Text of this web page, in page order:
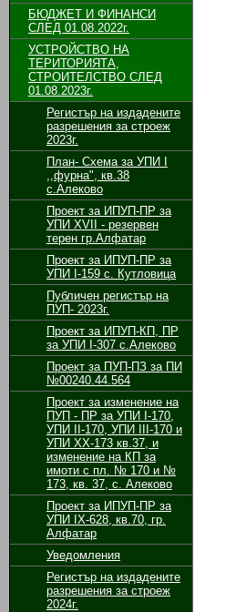
БЮДЖЕТ И ФИНАНСИ
СЛЕД 01.08.2022г.
УСТРОЙСТВО НА
ТЕРИТОРИЯТА,
СТРОИТЕЛСТВО СЛЕД
01.08.2023г.
Регистър на издадените
разрешения за строеж
2023г.
План- Схема за УПИ I
,,фурна", кв.38
с.Алеково
Проект за ИПУП-ПР за
УПИ XVII - резервен
терен гр.Алфатар
Проект за ИПУП-ПР за
УПИ I-159 с. Кутловица
Публичен регистър на
ПУП- 2023г.
Проект за ИПУП-КП, ПР
за УПИ I-307 с.Алеково
Проект за ПУП-ПЗ за ПИ
№00240.44.564
Проект за изменение на
ПУП - ПР за УПИ І-170,
УПИ ІІ-170, УПИ ІІІ-170 и
УПИ ХХ-173 кв.37, и
изменение на КП за
имоти с пл. № 170 и №
173, кв. 37, с. Алеково
Проект за ИПУП-ПР за
УПИ ІХ-628, кв.70, гр.
Алфатар
Уведомления
Регистър на издадените
разрешения за строеж
2024г.